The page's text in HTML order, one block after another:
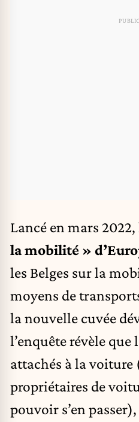
Lancé en mars 2022,
la mobilité »
les Belges sur la
moyens de
la nouvelle cuvée
l’enquête révèle que
attachés à la voiture
propriétaires de
pouvoir s’en